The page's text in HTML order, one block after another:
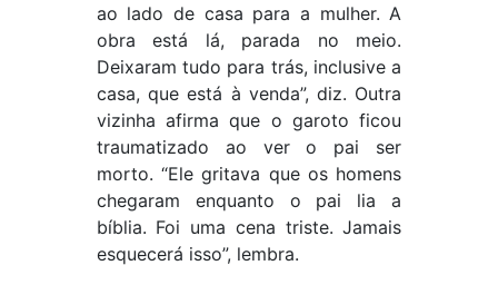
ao lado de casa para a mulher. A
obra está lá, parada no meio.
Deixaram tudo para trás, inclusive a
casa, que está à venda”, diz. Outra
vizinha afirma que o garoto ficou
traumatizado ao ver o pai ser
morto. “Ele gritava que os homens
chegaram enquanto o pai lia a
bíblia. Foi uma cena triste. Jamais
esquecerá isso”, lembra.